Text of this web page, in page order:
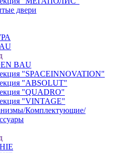
двери
BAU
"SPACEINNOVATION"
"ABSOLUT"
"QUADRO"
"VINTAGE"
Комплектующие/